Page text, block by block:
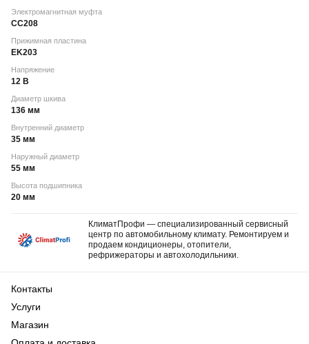
Электромагнитная муфта
CC208
Прижимная пластина
EK203
Напряжение
12 В
Диаметр шкива
136 мм
Внутренний диаметр
35 мм
Наружный диаметр
55 мм
Высота подшипника
20 мм
КлиматПрофи — специализированный сервисный
центр по автомобильному климату. Ремонтируем и
продаем кондиционеры, отопители,
рефрижераторы и автохолодильники.
Контакты
Услуги
Магазин